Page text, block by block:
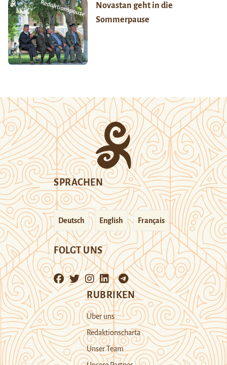
Novastan geht in die
Sommerpause
SPRACHEN
Deutsch English Français
FOLGT UNS
RUBRIKEN
Über uns
Redaktionscharta
Unser Team